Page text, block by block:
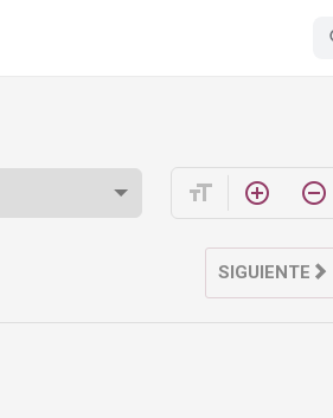
format_size add_circle_outline remove_circle_outline
SIGUIENTE